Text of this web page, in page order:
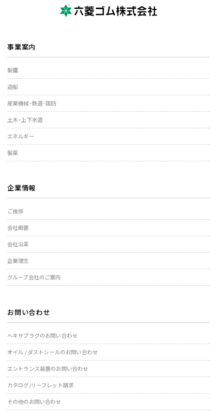
事業案内
製鐵
造船
産業機械・鉄道・国防
土木・上下水道
エネルギー
製薬
企業情報
ご挨拶
会社概要
会社沿革
企業理念
グループ会社のご案内
お問い合わせ
ヘキサプラグのお問い合わせ
オイル / ダストシールのお問い合わせ
エントランス装置のお問い合わせ
カタログ/リーフレット請求
その他のお問い合わせ